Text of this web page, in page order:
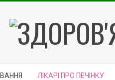
ЗДОРОВ'Я
ЛІКАРІ ПРО ПЕЧІНКУ